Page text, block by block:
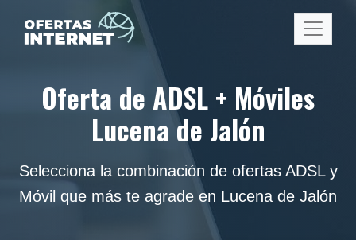
Oferta de ADSL + Móviles
Lucena de Jalón
Selecciona la combinación de ofertas ADSL y
Móvil que más te agrade en Lucena de Jalón